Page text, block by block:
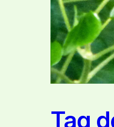
Tag